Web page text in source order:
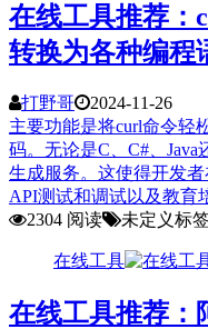
在线工具推荐：
转换为各种编程
打野哥
2024-11-26
主要功能是将curl命令轻
码。无论是C、C#、
生成服务。这使得开发
API测试和调试以及教育
2304 阅读
未定义标
在线工具
在线工具推荐：